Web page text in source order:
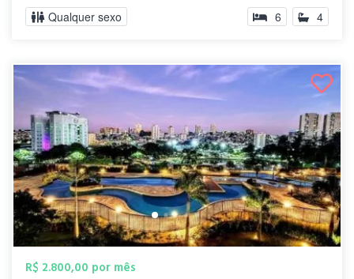
Qualquer sexo 6 4
R$ 2.800,00 por mês